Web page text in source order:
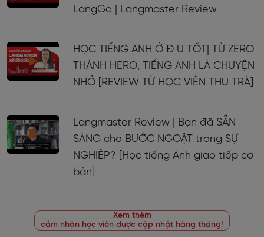
LangGo | Langmaster Review
HỌC TIẾNG ANH Ở Đ U TỐT| TỪ ZERO
THÀNH HERO, TIẾNG ANH LÀ CHUYỆN
NHỎ [REVIEW TỪ HỌC VIÊN THU TRÀ]
Langmaster Review | Bạn đã SẴN
SÀNG cho BƯỚC NGOẶT trong SỰ
NGHIỆP? [Học tiếng Anh giao tiếp cơ
bản]
Xem thêm
cảm nhận học viên được cập nhật hàng tháng!